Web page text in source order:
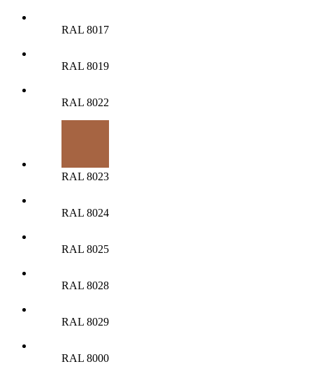
RAL 8017
RAL 8019
RAL 8022
RAL 8023
RAL 8024
RAL 8025
RAL 8028
RAL 8029
RAL 8000